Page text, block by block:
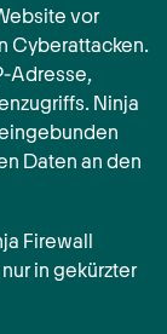
vor
Cyberattacken.
Adresse,
Ninja
Daten an den
Firewall
in gekürzter